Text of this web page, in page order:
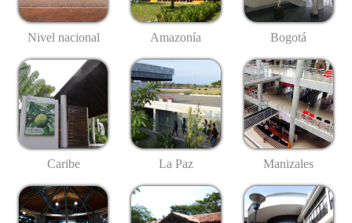
Nivel nacional Amazonía Bogotá
Caribe La Paz Manizales